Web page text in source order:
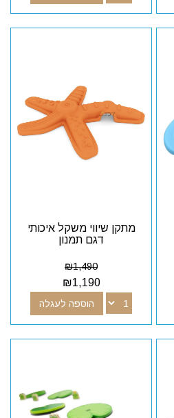
מתקן שיווי משקל איכותי
דגם תמנון
₪1,490
₪1,190
הוספה לעגלה